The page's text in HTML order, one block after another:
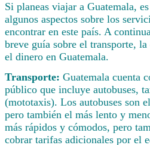
Si planeas viajar a Guatemala,
algunos aspectos sobre los
encontrar en este país. A
breve guía sobre el transporte,
el dinero en Guatemala.
Transporte: Guatemala cuenta
público que incluye autobuses,
(mototaxis). Los autobuses son
pero también el más lento y
más rápidos y cómodos, pero
cobrar tarifas adicionales por el